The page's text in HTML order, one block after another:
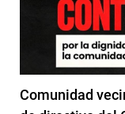
Comunidad